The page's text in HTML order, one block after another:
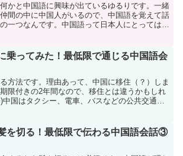
かと中国語に興味が出ているゆるりです。一緒
間の中に中国人がいるので、中国語を覚えて話
一つなんです。中国語って日本人にとってはか
乗ってみた！最低限で通じる中国語会
方法です。理由あって、中国に移住（？）しま
限付きの2年間なので、移住とは違うかもしれ
中国はタクシー、電車、バスなどの公共交通機
を切る！最低限で伝わる中国語会話③